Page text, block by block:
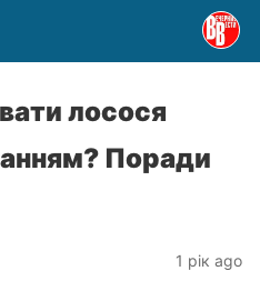
лосося
Поради
1 рік ago